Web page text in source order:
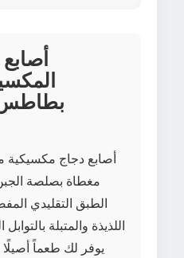
بطاطس
أصابع دجاج مكسيكية
مغطاة بصلصة
الطبق التقليدي
اللذيذة والمتبلة
يوفر لك طعماً